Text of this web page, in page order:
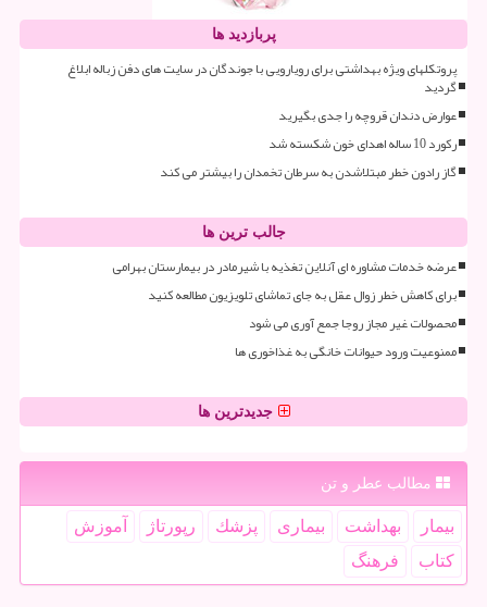
پربازدید ها
پروتکلهای ویژه بهداشتی برای رویارویی با جوندگان در سایت های دفن زباله ابلاغ
گردید
عوارض دندان قروچه را جدی بگیرید
رکورد 10 ساله اهدای خون شکسته شد
گاز رادون خطر مبتلاشدن به سرطان تخمدان را بیشتر می کند
جالب ترین ها
عرضه خدمات مشاوره ای آنلاین تغذیه با شیرمادر در بیمارستان بهرامی
برای کاهش خطر زوال عقل به جای تماشای تلویزیون مطالعه کنید
محصولات غیر مجاز روجا جمع آوری می شود
ممنوعیت ورود حیوانات خانگی به غذاخوری ها
جدیدترین ها
مطالب عطر و تن
بیمار بهداشت بیماری پزشك رپورتاژ
آموزش
كتاب
فرهنگ